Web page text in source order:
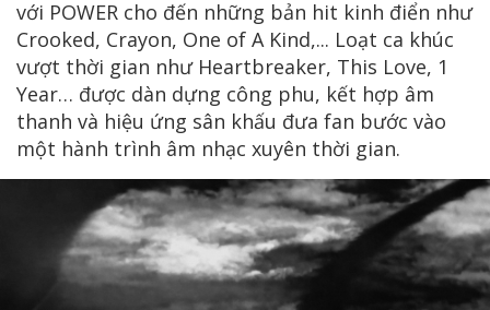
với POWER cho đến những bản hit kinh điển như
Crooked, Crayon, One of A Kind,... Loạt ca khúc
vượt thời gian như Heartbreaker, This Love, 1
Year… được dàn dựng công phu, kết hợp âm
thanh và hiệu ứng sân khấu đưa fan bước vào
một hành trình âm nhạc xuyên thời gian.